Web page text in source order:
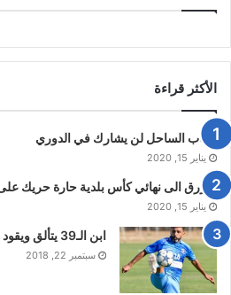
الأكثر قراءة
شباب الساحل لن يشارك في الدوري
يناير 15, 2020
الازرق الى نهائي كأس بلدية حارة حريك
يناير 15, 2020
ابن الـ39 يتألق ويقود فريقه للفوز
سبتمبر 22, 2018